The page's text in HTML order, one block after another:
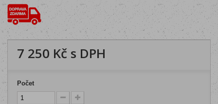
7 250 Kč s DPH
Počet